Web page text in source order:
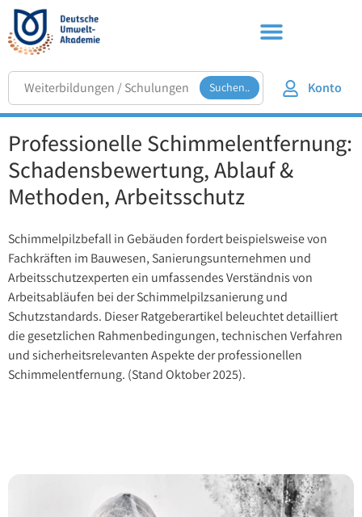
Suchen.. Konto
Professionelle Schimmelentfernung:
Schadensbewertung, Ablauf &
Methoden, Arbeitsschutz
Schimmelpilzbefall in Gebäuden fordert beispielsweise von
Fachkräften im Bauwesen, Sanierungsunternehmen und
Arbeitsschutzexperten ein umfassendes Verständnis von
Arbeitsabläufen bei der Schimmelpilzsanierung und
Schutzstandards. Dieser Ratgeberartikel beleuchtet detailliert
die gesetzlichen Rahmenbedingungen, technischen Verfahren
und sicherheitsrelevanten Aspekte der professionellen
Schimmelentfernung. (Stand Oktober 2025).